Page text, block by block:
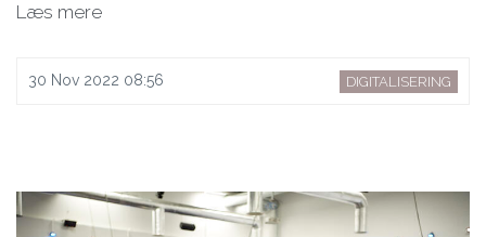
Læs mere
30 Nov 2022 08:56 DIGITALISERING